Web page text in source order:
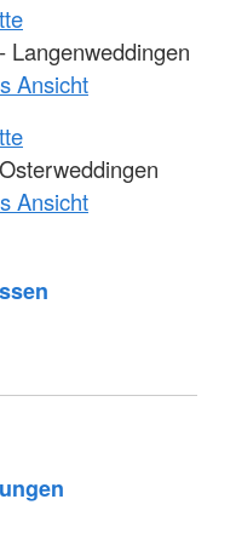
Langenweddingen
Ansicht
Ansicht